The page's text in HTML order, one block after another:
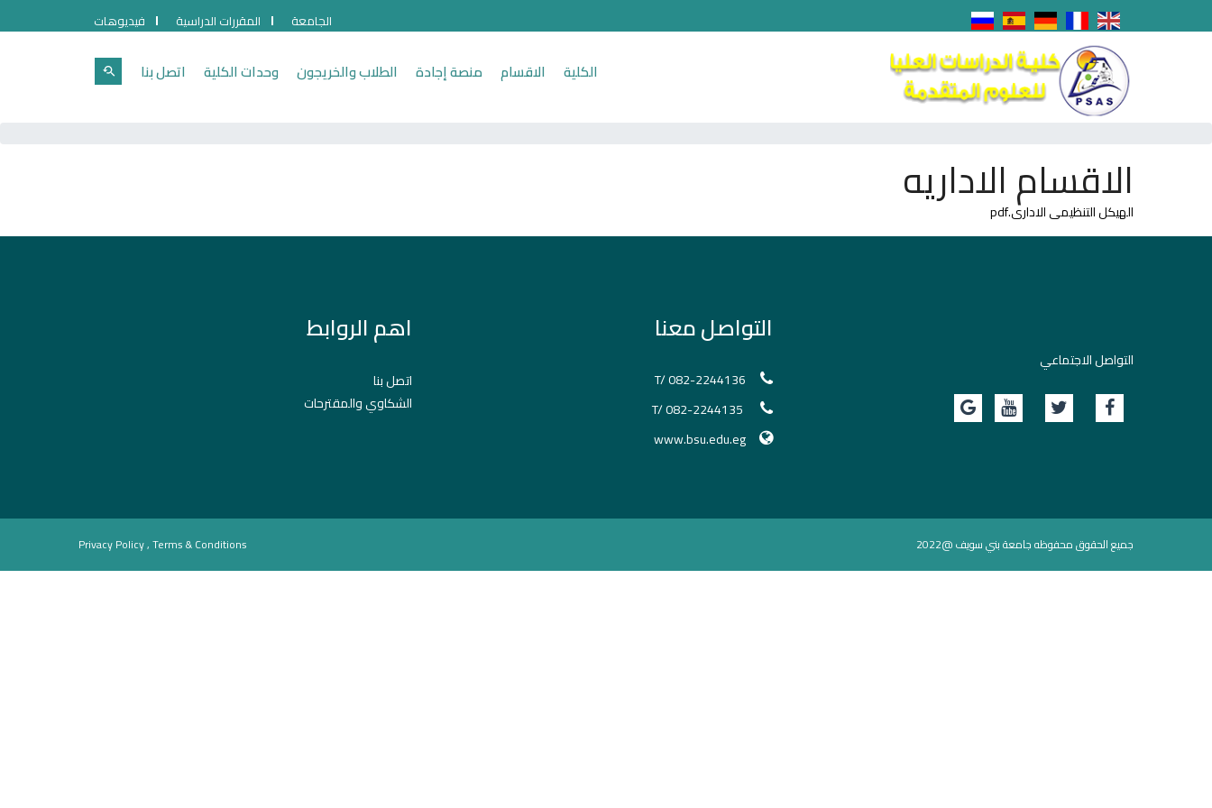
الجامعة المقررات الدراسية فيديوهات
الكلية الاقسام منصة إجادة الطلاب والخريجون وحدات الكلية اتصل بنا
الاقسام الاداريه
الهيكل التنظيمى الادارى.pdf
التواصل الاجتماعي
التواصل معنا
T/ 082-2244136
www.bsu.edu.eg
اهم الروابط
اتصل بنا
الشكاوي والمقترحات
جميع الحقوق محفوظه جامعة بني سويف @2022 Privacy Policy , Terms & Conditions